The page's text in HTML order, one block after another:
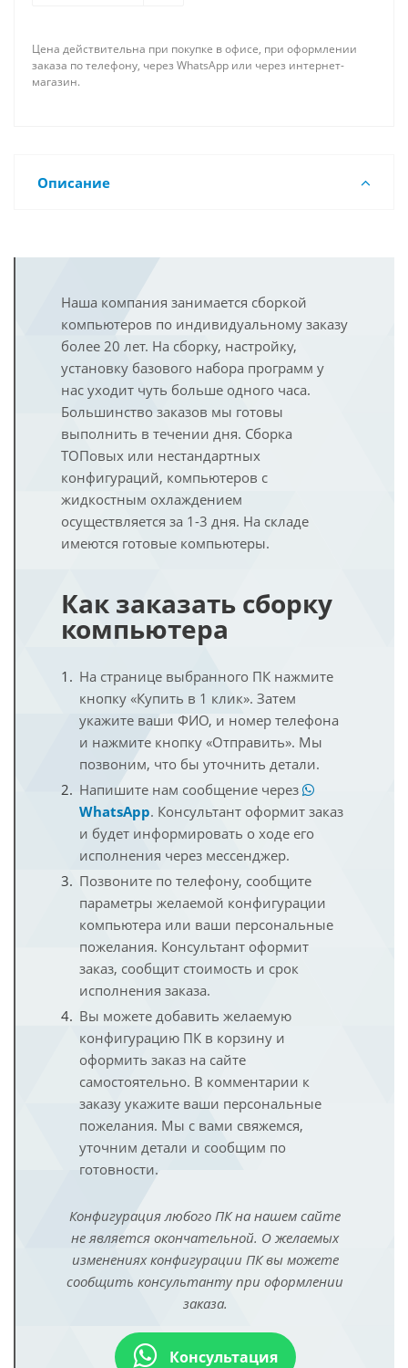
Цена действительна при покупке в офисе, при оформлении
заказа по телефону, через WhatsApp или через интернет-
магазин.
Описание
Наша компания занимается сборкой
компьютеров по индивидуальному заказу
более 20 лет. На сборку, настройку,
установку базового набора программ у
нас уходит чуть больше одного часа.
Большинство заказов мы готовы
выполнить в течении дня. Сборка
ТОПовых или нестандартных
конфигураций, компьютеров с
жидкостным охлаждением
осуществляется за 1-3 дня. На складе
имеются готовые компьютеры.
Как заказать сборку
компьютера
На странице выбранного ПК нажмите
кнопку «Купить в 1 клик». Затем
укажите ваши ФИО, и номер телефона
и нажмите кнопку «Отправить». Мы
позвоним, что бы уточнить детали.
Напишите нам сообщение через
WhatsApp. Консультант оформит заказ
и будет информировать о ходе его
исполнения через мессенджер.
Позвоните по телефону, сообщите
параметры желаемой конфигурации
компьютера или ваши персональные
пожелания. Консультант оформит
заказ, сообщит стоимость и срок
исполнения заказа.
Вы можете добавить желаемую
конфигурацию ПК в корзину и
оформить заказ на сайте
самостоятельно. В комментарии к
заказу укажите ваши персональные
пожелания. Мы с вами свяжемся,
уточним детали и сообщим по
готовности.
Конфигурация любого ПК на нашем сайте
не является окончательной. О желаемых
изменениях конфигурации ПК вы можете
сообщить консультанту при оформлении
заказа.
Консультация